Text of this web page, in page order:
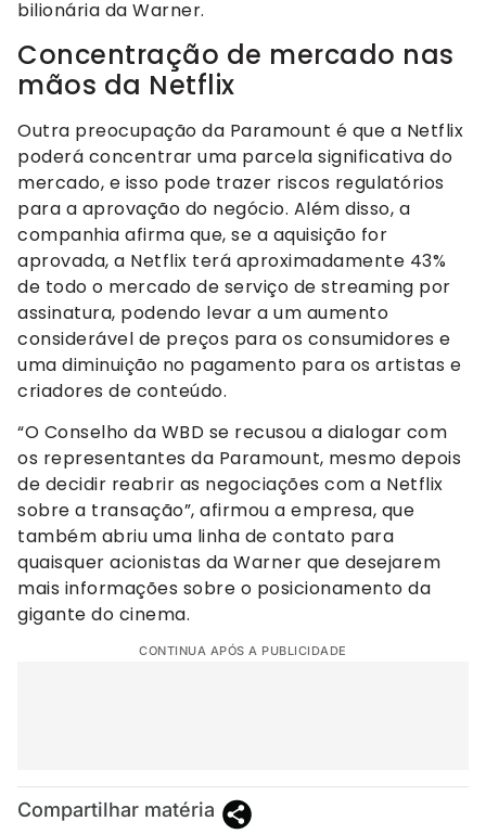
bilionária da Warner.
Concentração de mercado nas
mãos da Netflix
Outra preocupação da Paramount é que a Netflix
poderá concentrar uma parcela significativa do
mercado, e isso pode trazer riscos regulatórios
para a aprovação do negócio. Além disso, a
companhia afirma que, se a aquisição for
aprovada, a Netflix terá aproximadamente 43%
de todo o mercado de serviço de streaming por
assinatura, podendo levar a um aumento
considerável de preços para os consumidores e
uma diminuição no pagamento para os artistas e
criadores de conteúdo.
“O Conselho da WBD se recusou a dialogar com
os representantes da Paramount, mesmo depois
de decidir reabrir as negociações com a Netflix
sobre a transação”, afirmou a empresa, que
também abriu uma linha de contato para
quaisquer acionistas da Warner que desejarem
mais informações sobre o posicionamento da
gigante do cinema.
CONTINUA APÓS A PUBLICIDADE
Compartilhar matéria